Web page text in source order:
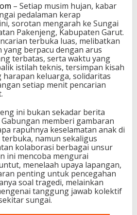
– Setiap musim hujan, kabar
pedalaman kerap
sorotan mengarah ke Sungai
Pakenjeng, Kabupaten Garut.
terbuka luas, melibatkan
yang berpacu dengan arus
terbatas, serta waktu yang
istilah teknis, tersimpan kisah
harapan keluarga, solidaritas
setiap menit pencarian
ini bukan sekadar berita
Gabungan memberi gambaran
rapuhnya keselamatan anak di
namun sekaligus
kolaborasi berbagai unsur
ini mencoba mengurai
menelaah upaya lapangan,
penting untuk pencegahan
soal tragedi, melainkan
tanggung jawab kolektif
sungai.